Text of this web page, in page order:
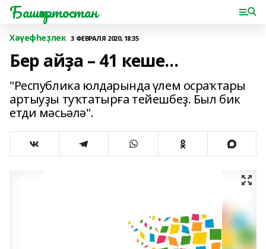
Башҡортостан
Хәүефһеҙлек 3 ФЕВРАЛЯ 2020, 18:35
Бер айҙа – 41 кеше...
"Республика юлдарында үлем осраҡтары
артыуҙы туҡтатырға тейешбеҙ. Был бик
етди мәсьәлә".